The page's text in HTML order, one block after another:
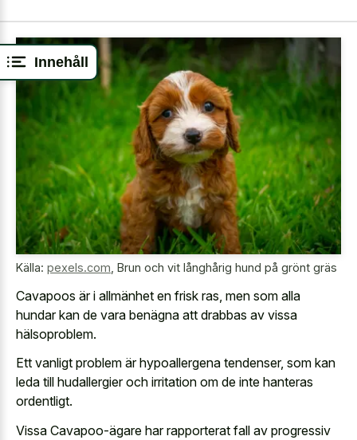
Innehåll
Källa: pexels.com Brun och vit långhårig hund på grönt gräs
Cavapoos är i allmänhet en frisk ras, men som alla
hundar kan de vara benägna att drabbas av vissa
hälsoproblem.
Ett vanligt problem är hypoallergena tendenser, som kan
leda till hudallergier och irritation om de inte hanteras
ordentligt.
Vissa Cavapoo-ägare har rapporterat fall av progressiv